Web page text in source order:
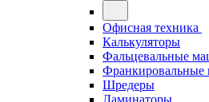
Офисная техника
Калькуляторы
Фальцевальные
Шредеры
Ламинаторы